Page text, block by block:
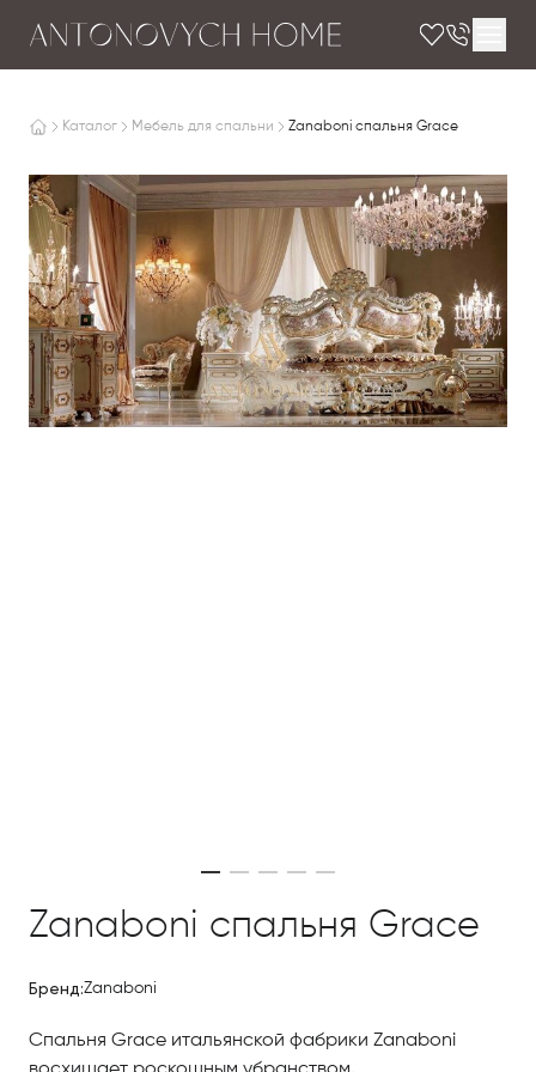
Каталог Мебель для спальни Zanaboni спальня Grace
Zanaboni спальня Grace
Бренд:Zanaboni
Спальня Grace итальянской фабрики Zanaboni